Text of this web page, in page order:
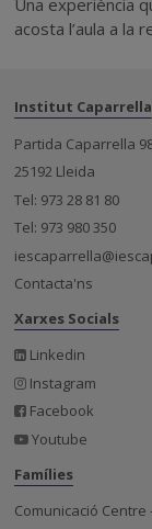
acosta l’aula a la
Institut Caparrella
Partida Caparrella
25192 Lleida
Tel: 973 28 81 80
Tel: 973 980 350
Contacta'ns
Xarxes Socials
Linkedin
Instagram
Facebook
Youtube
Famílies
Comunicació Centre